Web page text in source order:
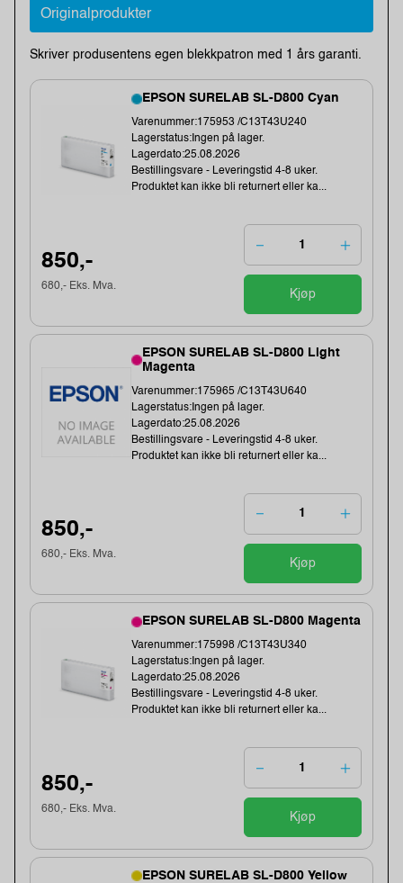
Originalprodukter
Skriver produsentens egen blekkpatron med 1 års garanti.
EPSON SURELAB SL-D800 Cyan
Varenummer:175953 /C13T43U240
Lagerstatus:Ingen på lager.
Lagerdato:25.08.2026
Bestillingsvare - Leveringstid 4-8 uker.
Produktet kan ikke bli returnert eller ka...
850,-
680,- Eks. Mva.
Kjøp
EPSON SURELAB SL-D800 Light
Magenta
Varenummer:175965 /C13T43U640
Lagerstatus:Ingen på lager.
Lagerdato:25.08.2026
Bestillingsvare - Leveringstid 4-8 uker.
Produktet kan ikke bli returnert eller ka...
850,-
680,- Eks. Mva.
Kjøp
EPSON SURELAB SL-D800 Magenta
Varenummer:175998 /C13T43U340
Lagerstatus:Ingen på lager.
Lagerdato:25.08.2026
Bestillingsvare - Leveringstid 4-8 uker.
Produktet kan ikke bli returnert eller ka...
850,-
680,- Eks. Mva.
Kjøp
EPSON SURELAB SL-D800 Yellow